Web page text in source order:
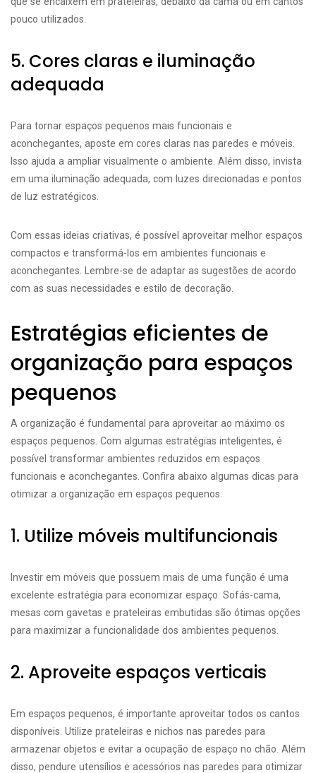
pouco utilizados.
5. Cores claras e iluminação
adequada
Para tornar espaços pequenos mais funcionais e
aconchegantes, aposte em cores claras nas paredes e móveis.
Isso ajuda a ampliar visualmente o ambiente. Além disso, invista
em uma iluminação adequada, com luzes direcionadas e pontos
de luz estratégicos.
Com essas ideias criativas, é possível aproveitar melhor espaços
compactos e transformá-los em ambientes funcionais e
aconchegantes. Lembre-se de adaptar as sugestões de acordo
com as suas necessidades e estilo de decoração.
Estratégias eficientes de
organização para espaços
pequenos
A organização é fundamental para aproveitar ao máximo os
espaços pequenos. Com algumas estratégias inteligentes, é
possível transformar ambientes reduzidos em espaços
funcionais e aconchegantes. Confira abaixo algumas dicas para
otimizar a organização em espaços pequenos:
1. Utilize móveis multifuncionais
Investir em móveis que possuem mais de uma função é uma
excelente estratégia para economizar espaço. Sofás-cama,
mesas com gavetas e prateleiras embutidas são ótimas opções
para maximizar a funcionalidade dos ambientes pequenos.
2. Aproveite espaços verticais
Em espaços pequenos, é importante aproveitar todos os cantos
disponíveis. Utilize prateleiras e nichos nas paredes para
armazenar objetos e evitar a ocupação de espaço no chão. Além
disso, pendure utensílios e acessórios nas paredes para otimizar